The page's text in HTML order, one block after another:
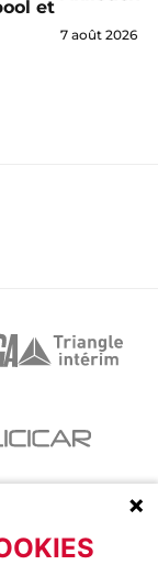
et
7 août 2026